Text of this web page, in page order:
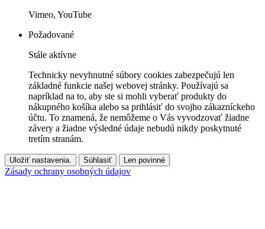
Vimeo, YouTube
Požadované
Stále aktívne
Technicky nevyhnutné súbory cookies zabezpečujú len
základné funkcie našej webovej stránky. Používajú sa
napríklad na to, aby ste si mohli vyberať produkty do
nákupného košíka alebo sa prihlásiť do svojho zákazníckeho
účtu. To znamená, že nemôžeme o Vás vyvodzovať žiadne
závery a žiadne výsledné údaje nebudú nikdy poskytnuté
tretím stranám.
Uložiť nastavenia. Súhlasiť Len povinné
Zásady ochrany osobných údajov